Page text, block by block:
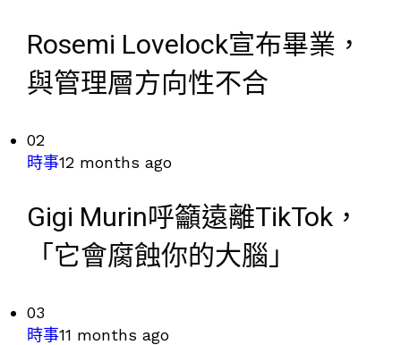
Rosemi Lovelock宣布畢業，
與管理層方向性不合
02
時事12 months ago
Gigi Murin呼籲遠離TikTok，
「它會腐蝕你的大腦」
03
時事11 months ago